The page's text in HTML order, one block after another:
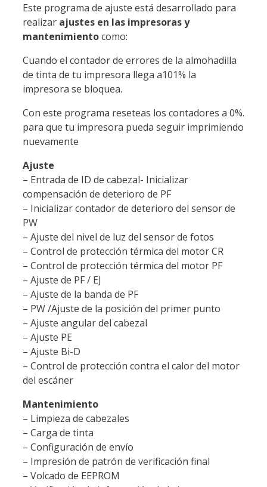
Este programa de ajuste está desarrollado para
realizar ajustes en las impresoras y
mantenimientocomo:
Cuando el contador de errores de la almohadilla
de tinta de tu impresora llega a101% la
impresora se bloquea.
Con este programa reseteas los contadores a 0%.
para que tu impresora pueda seguir imprimiendo
nuevamente
Ajuste
– Entrada de ID de cabezal- Inicializar
compensación de deterioro de PF
– Inicializar contador de deterioro del sensor de
PW
– Ajuste del nivel de luz del sensor de fotos
– Control de protección térmica del motor CR
– Control de protección térmica del motor PF
– Ajuste de PF / EJ
– Ajuste de la banda de PF
– PW /Ajuste de la posición del primer punto
– Ajuste angular del cabezal
– Ajuste PE
– Ajuste Bi-D
– Control de protección contra el calor del motor
del escáner
Mantenimiento
– Limpieza de cabezales
– Carga de tinta
– Configuración de envío
– Impresión de patrón de verificación final
– Volcado de EEPROM